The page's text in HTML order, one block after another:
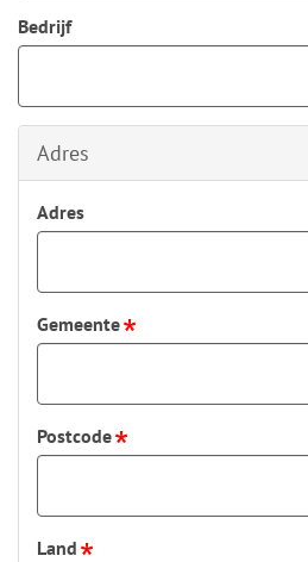
Bedrijf
Adres
Adres
Gemeente
Postcode
Land